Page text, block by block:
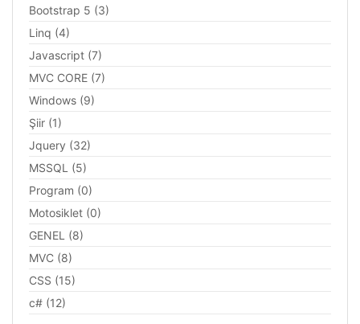
Bootstrap 5 (3)
Linq (4)
Javascript (7)
MVC CORE (7)
Windows (9)
Şiir (1)
Jquery (32)
MSSQL (5)
Program (0)
Motosiklet (0)
GENEL (8)
MVC (8)
CSS (15)
c# (12)